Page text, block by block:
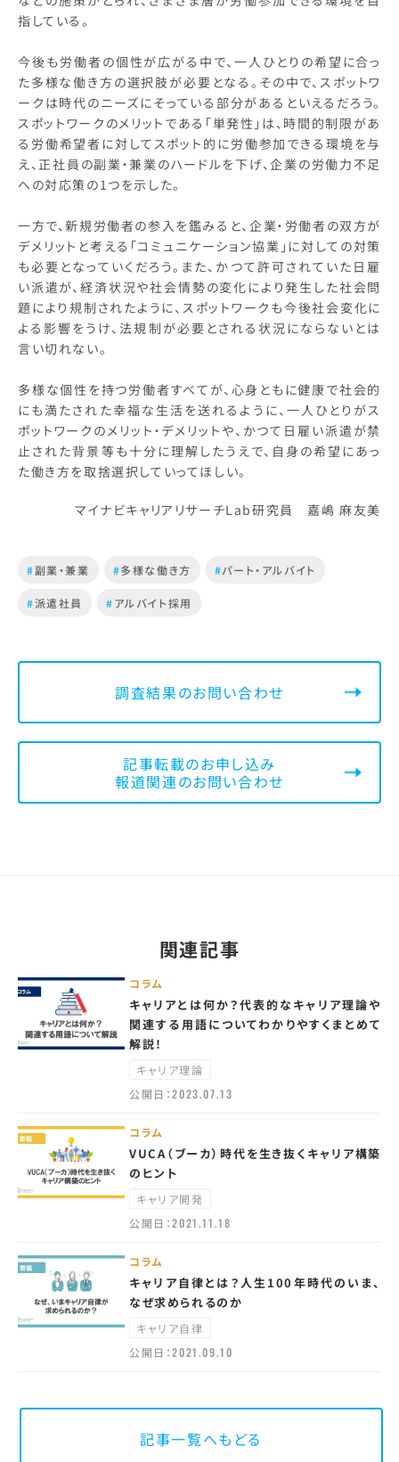
指している。
今後も労働者の個性が広がる中で、一人ひとりの希望に合っ
た多様な働き方の選択肢が必要となる。その中で、スポットワ
ークは時代のニーズにそっている部分があるといえるだろう。
スポットワークのメリットである「単発性」は、時間的制限があ
る労働希望者に対してスポット的に労働参加できる環境を与
え、正社員の副業・兼業のハードルを下げ、企業の労働力不足
への対応策の1つを示した。
一方で、新規労働者の参入を鑑みると、企業・労働者の双方が
デメリットと考える「コミュニケーション協業」に対しての対策
も必要となっていくだろう。また、かつて許可されていた日雇
い派遣が、経済状況や社会情勢の変化により発生した社会問
題により規制されたように、スポットワークも今後社会変化に
よる影響をうけ、法規制が必要とされる状況にならないとは
言い切れない。
多様な個性を持つ労働者すべてが、心身ともに健康で社会的
にも満たされた幸福な生活を送れるように、一人ひとりがス
ポットワークのメリット・デメリットや、かつて日雇い派遣が禁
止された背景等も十分に理解したうえで、自身の希望にあっ
た働き方を取捨選択していってほしい。
マイナビキャリアリサーチLab研究員 嘉嶋 麻友美
#副業・兼業 #多様な働き方 #パート・アルバイト
#派遣社員 #アルバイト採用
調査結果のお問い合わせ
記事転載のお申し込み
報道関連のお問い合わせ
関連記事
コラム
キャリアとは何か？代表的なキャリア理論や
関連する用語についてわかりやすくまとめて
解説！
キャリア理論
公開日：2023.07.13
コラム
VUCA（ブーカ）時代を生き抜くキャリア構築
のヒント
キャリア開発
公開日：2021.11.18
コラム
キャリア自律とは？人生100年時代のいま、
なぜ求められるのか
キャリア自律
公開日：2021.09.10
記事一覧へもどる